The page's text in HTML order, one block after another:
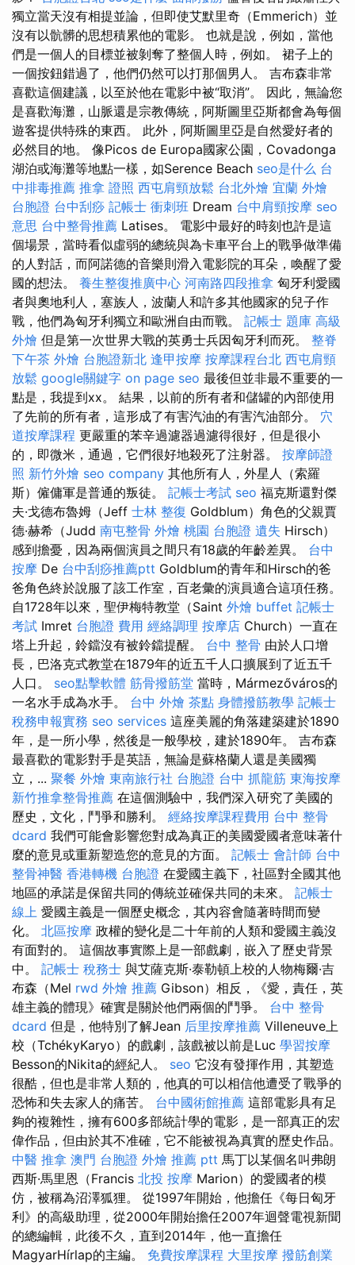
獨立當天沒有相提並論，但即使艾默里奇（Emmerich）並
沒有以骯髒的思想積累他的電影。 也就是說，例如，當他
們是一個人的目標並被剝奪了整個人時，例如。 裙子上的
一個按鈕錯過了，他們仍然可以打那個男人。 吉布森非常
喜歡這個建議，以至於他在電影中被“取消”。 因此，無論您
是喜歡海灘，山脈還是宗教傳統，阿斯圖里亞斯都會為每個
遊客提供特殊的東西。 此外，阿斯圖里亞是自然愛好者的
必然目的地。 像Picos de Europa國家公園，Covadonga
湖泊或海灘等地點一樣，如Serence Beach seo是什么 台
中排毒推薦 推拿 證照 西屯肩頸放鬆 台北外燴 宜蘭 外燴
台胞證 台中刮痧 記帳士 衝刺班 Dream 台中肩頸按摩 seo
意思 台中整骨推薦 Latises。 電影中最好的時刻也許是這
個場景，當時看似虛弱的總統與為卡車平台上的戰爭做準備
的人對話，而阿諾德的音樂則滑入電影院的耳朵，喚醒了愛
國的想法。 養生整復推廣中心 河南路四段推拿 匈牙利愛國
者與奧地利人，塞族人，波蘭人和許多其他國家的兒子作
戰，他們為匈牙利獨立和歐洲自由而戰。 記帳士 題庫 高級
外燴 但是第一次世界大戰的英勇士兵因匈牙利而死。 整脊
下午茶 外燴 台胞證新北 逢甲按摩 按摩課程台北 西屯肩頸
放鬆 google關鍵字 on page seo 最後但並非最不重要的一
點是，我提到xx。 結果，以前的所有者和儲罐的內部使用
了先前的所有者，這形成了有害汽油的有害汽油部分。 穴
道按摩課程 更嚴重的苯辛過濾器過濾得很好，但是很小
的，即微米，通過，它們很好地殺死了注射器。 按摩師證
照 新竹外燴 seo company 其他所有人，外星人（索羅
斯）僱傭軍是普通的叛徒。 記帳士考試 seo 福克斯還對傑
夫·戈德布魯姆（Jeff 士林 整復 Goldblum）角色的父親賈
德·赫希（Judd 南屯整骨 外燴 桃園 台胞證 遺失 Hirsch）
感到擔憂，因為兩個演員之間只有18歲的年齡差異。 台中
按摩 De 台中刮痧推薦ptt Goldblum的青年和Hirsch的爸
爸角色終於說服了該工作室，百老彙的演員適合這項任務。
自1728年以來，聖伊梅特教堂（Saint 外燴 buffet 記帳士
考試 Imret 台胞證 費用 經絡調理 按摩店 Church）一直在
塔上升起，鈴鐺沒有被鈴鐺提醒。 台中 整骨 由於人口增
長，巴洛克式教堂在1879年的近五千人口擴展到了近五千
人口。 seo點擊軟體 筋骨撥筋堂 當時，Mármezőváros的
一名水手成為水手。 台中 外燴 茶點 身體撥筋教學 記帳士
稅務申報實務 seo services 這座美麗的角落建築建於1890
年，是一所小學，然後是一般學校，建於1890年。 吉布森
最喜歡的電影對手是英語，無論是蘇格蘭人還是美國獨
立，... 聚餐 外燴 東南旅行社 台胞證 台中 抓龍筋 東海按摩
新竹推拿整骨推薦 在這個測驗中，我們深入研究了美國的
歷史，文化，鬥爭和勝利。 經絡按摩課程費用 台中 整骨
dcard 我們可能會影響您對成為真正的美國愛國者意味著什
麼的意見或重新塑造您的意見的方面。 記帳士 會計師 台中
整骨神醫 香港轉機 台胞證 在愛國主義下，社區對全國其他
地區的承諾是保留共同的傳統並確保共同的未來。 記帳士
線上 愛國主義是一個歷史概念，其內容會隨著時間而變
化。 北區按摩 政權的變化是二十年前的人類和愛國主義沒
有面對的。 這個故事實際上是一部戲劇，嵌入了歷史背景
中。 記帳士 稅務士 與艾薩克斯·泰勒頓上校的人物梅爾·吉
布森（Mel rwd 外燴 推薦 Gibson）相反，《愛，責任，英
雄主義的體現》確實是關於他們兩個的鬥爭。 台中 整骨
dcard 但是，他特別了解Jean 后里按摩推薦 Villeneuve上
校（TchékyKaryo）的戲劇，該戲被以前是Luc 學習按摩
Besson的Nikita的經紀人。 seo 它沒有發揮作用，其塑造
很酷，但也是非常人類的，他真的可以相信他遭受了戰爭的
恐怖和失去家人的痛苦。 台中國術館推薦 這部電影具有足
夠的複雜性，擁有600多部統計學的電影，是一部真正的宏
偉作品，但由於其不准確，它不能被視為真實的歷史作品。
中醫 推拿 澳門 台胞證 外燴 推薦 ptt 馬丁以某個名叫弗朗
西斯·馬里恩（Francis 北投 按摩 Marion）的愛國者的模
仿，被稱為沼澤狐狸。 從1997年開始，他擔任《每日匈牙
利》的高級助理，從2000年開始擔任2007年迴聲電視新聞
的總編輯，此後不久，直到2014年，他一直擔任
MagyarHírlap的主編。 免費按摩課程 大里按摩 撥筋創業